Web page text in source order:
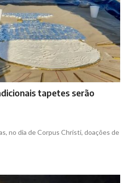
tapetes serão
no dia de Corpus Christi, doações de